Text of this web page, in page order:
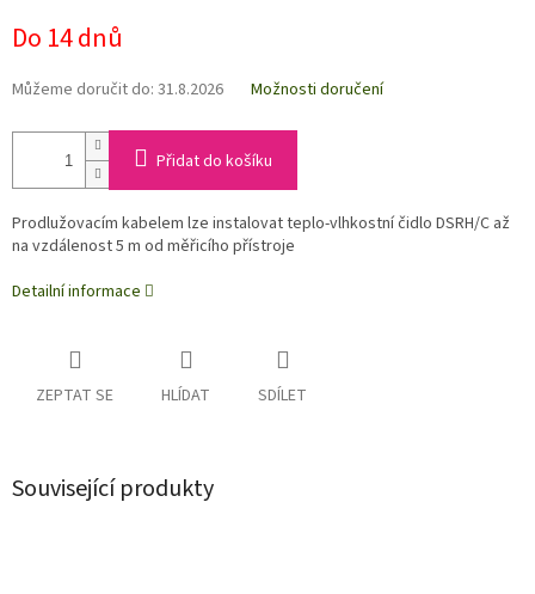
Do 14 dnů
Můžeme doručit do: 31.8.2026 Možnosti doručení
Přidat do košíku
Prodlužovacím kabelem lze instalovat teplo-vlhkostní čidlo DSRH/C až
na vzdálenost 5 m od měřicího přístroje
Detailní informace
ZEPTAT SE HLÍDAT SDÍLET
Související produkty